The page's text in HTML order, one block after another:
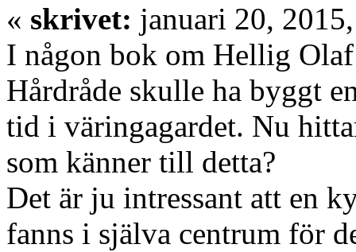
« skrivet: januari 20,
I någon bok om Hellig
Hårdråde skulle ha byggt
tid i väringagardet. Nu
som känner till detta?
Det är ju intressant att en
fanns i själva centrum för